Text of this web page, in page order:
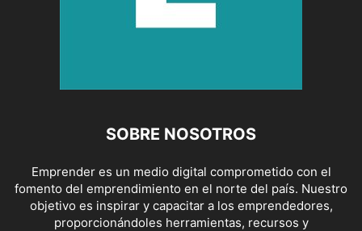
SOBRE NOSOTROS
Emprender es un medio digital comprometido con el
fomento del emprendimiento en el norte del país. Nuestro
objetivo es inspirar y capacitar a los emprendedores,
proporcionándoles herramientas, recursos y